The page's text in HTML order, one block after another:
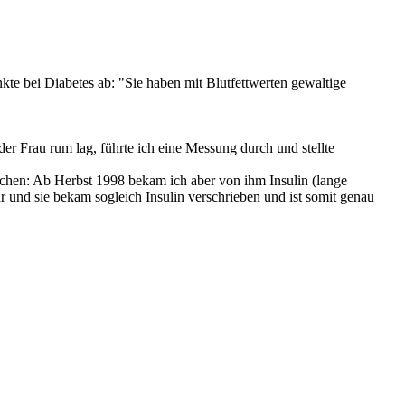
bei Diabetes ab: "Sie haben mit Blutfettwerten gewaltige
Frau rum lag, führte ich eine Messung durch und stellte
Ab Herbst 1998 bekam ich aber von ihm Insulin (lange
sie bekam sogleich Insulin verschrieben und ist somit genau